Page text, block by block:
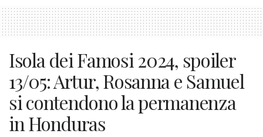
Isola dei Famosi 2024, spoiler
13/05: Artur, Rosanna e­ Samuel
si contendono la permanenza
in Honduras